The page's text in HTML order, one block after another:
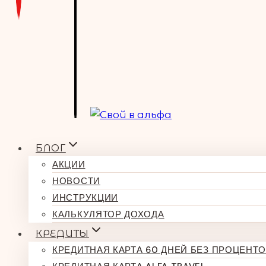
БЛОГ
АКЦИИ
НОВОСТИ
ИНСТРУКЦИИ
КАЛЬКУЛЯТОР ДОХОДА
КРЕДИТЫ
КРЕДИТНАЯ КАРТА 60 ДНЕЙ БЕЗ